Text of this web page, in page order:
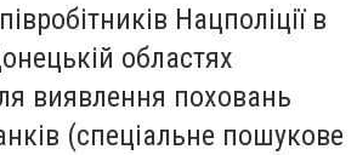
Нацполіції в
областях
виявлення поховань
(спеціальне пошукове